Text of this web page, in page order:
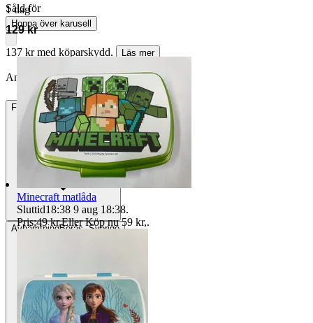
Såld för
129 kr
137 kr med köparskydd.
Läs mer
Annonsen är avslutad. Såld med Köp nu.
Frakt 44 kr Annat fraktsätt
AvhämtningBorås, Sverige
1 dag
Hoppa över karusell
Minecraft matlåda
Sluttid18:38 9 aug 18:38.
Pris:49 kr,Eller Köp nu 59 kr,.